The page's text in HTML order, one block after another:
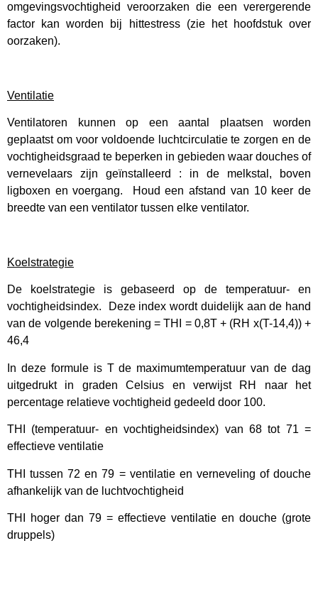
omgevingsvochtigheid veroorzaken die een verergerende
factor kan worden bij hittestress (zie het hoofdstuk over
oorzaken).
Ventilatie
Ventilatoren kunnen op een aantal plaatsen worden
geplaatst om voor voldoende luchtcirculatie te zorgen en de
vochtigheidsgraad te beperken in gebieden waar douches of
vernevelaars zijn geïnstalleerd : in de melkstal, boven
ligboxen en voergang. Houd een afstand van 10 keer de
breedte van een ventilator tussen elke ventilator.
Koelstrategie
De koelstrategie is gebaseerd op de temperatuur- en
vochtigheidsindex. Deze index wordt duidelijk aan de hand
van de volgende berekening = THI = 0,8T + (RH x(T-14,4)) +
46,4
In deze formule is T de maximumtemperatuur van de dag
uitgedrukt in graden Celsius en verwijst RH naar het
percentage relatieve vochtigheid gedeeld door 100.
THI (temperatuur- en vochtigheidsindex) van 68 tot 71 =
effectieve ventilatie
THI tussen 72 en 79 = ventilatie en verneveling of douche
afhankelijk van de luchtvochtigheid
THI hoger dan 79 = effectieve ventilatie en douche (grote
druppels)